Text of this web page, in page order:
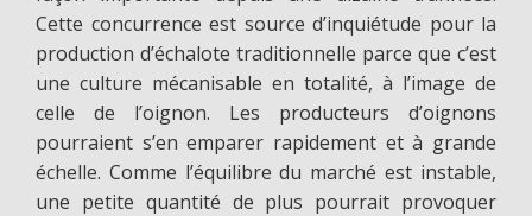
Cette concurrence est source d’inquiétude pour la
production d’échalote traditionnelle parce que c’est
une culture mécanisable en totalité, à l’image de
celle de l’oignon. Les producteurs d’oignons
pourraient s’en emparer rapidement et à grande
échelle. Comme l’équilibre du marché est instable,
une petite quantité de plus pourrait provoquer